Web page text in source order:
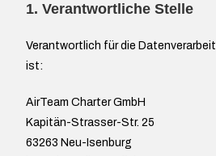
1. Verantwortliche Stelle
Verantwortlich für die
ist:
AirTeam Charter GmbH
Kapitän-Strasser-Str. 25
63263 Neu-Isenburg